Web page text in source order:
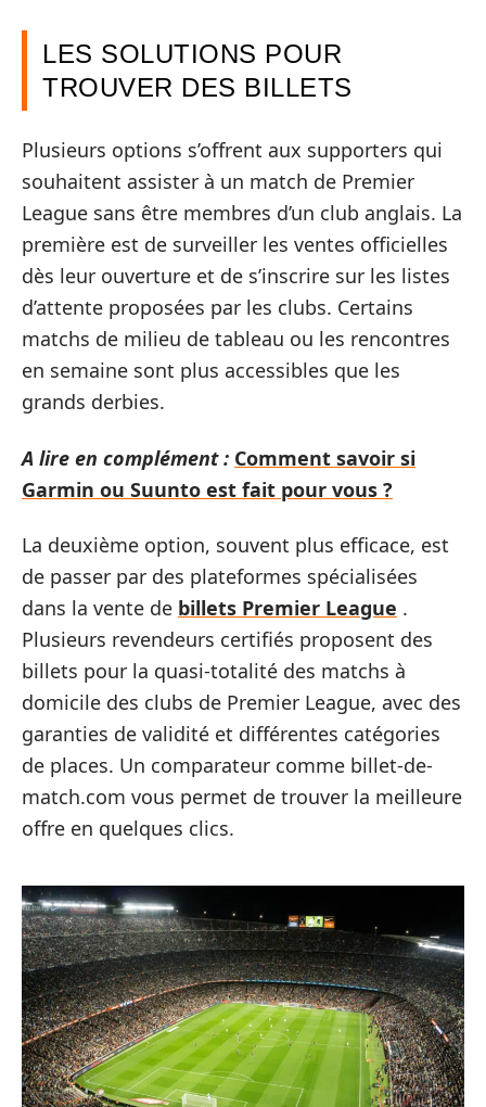
LES SOLUTIONS POUR
TROUVER DES BILLETS
Plusieurs options s’offrent aux supporters qui
souhaitent assister à un match de Premier
League sans être membres d’un club anglais. La
première est de surveiller les ventes officielles
dès leur ouverture et de s’inscrire sur les listes
d’attente proposées par les clubs. Certains
matchs de milieu de tableau ou les rencontres
en semaine sont plus accessibles que les
grands derbies.
A lire en complément : Comment savoir si
Garmin ou Suunto est fait pour vous ?
La deuxième option, souvent plus efficace, est
de passer par des plateformes spécialisées
dans la vente de billets Premier League .
Plusieurs revendeurs certifiés proposent des
billets pour la quasi-totalité des matchs à
domicile des clubs de Premier League, avec des
garanties de validité et différentes catégories
de places. Un comparateur comme billet-de-
match.com vous permet de trouver la meilleure
offre en quelques clics.